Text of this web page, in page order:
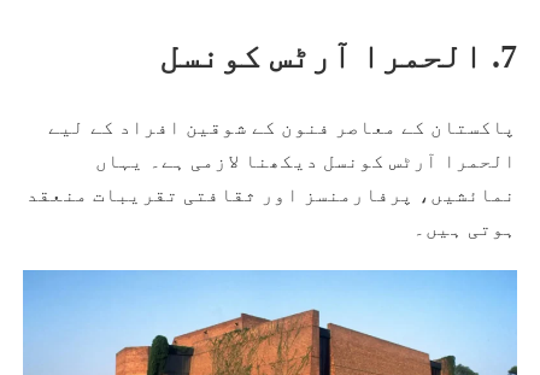
7. الحمرا آرٹس کونسل
پاکستان کے معاصر فنون کے شوقین افراد کے لیے
الحمرا آرٹس کونسل دیکھنا لازمی ہے۔ یہاں
نمائشیں، پرفارمنسز اور ثقافتی تقریبات منعقد
ہوتی ہیں۔